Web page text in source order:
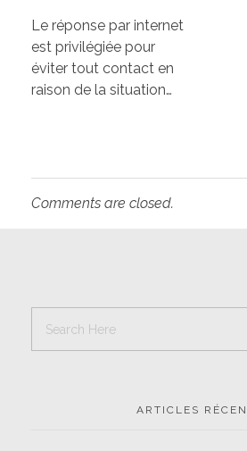
Le réponse par internet
est privilégiée pour
éviter tout contact en
raison de la situation…
Comments are closed.
ARTICLES